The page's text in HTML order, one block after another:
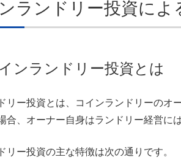
ランドリー投資によ
ンランドリー投資とは
リー投資とは、コインランドリーのオ
合、オーナー自身はランドリー経営に
リー投資の主な特徴は次の通りです。